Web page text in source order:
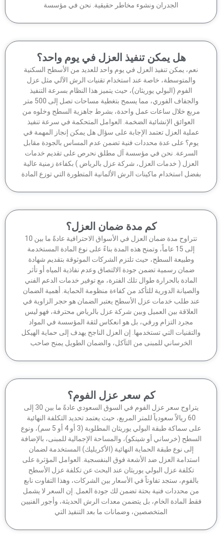
الجدران ونشوء مخاطر حقيقية. نحن في مؤسسة
هل يمكن تنفيذ العزل في يوم واحد؟
يمكن تنفيذ العزل في يوم واحد للعديد من الأسطح السكنية
والمتوسطة، خاصة عند استخدام تقنيات الرش الآلي مثل عزل
الفوم (البولي يوريثان)، حيث يتميز هذا النظام بسرعة التنفيذ
والجفاف الفوري، مما يسمح بتغطية مساحات تصل إلى 500 متر
خلال ساعات عمل واحدة، بشرط جاهزية السطح وخلوه من
العوائق الإنشائية الضخمة. العوامل المتحكمة في سرعة تنفيذ
العزل تعتمد الإجابة على سؤال هل يمكن إنجاز المهمة في
على عدة محددات فنية تضمن عدم المساس بالجودة مقابل
نحن في مؤسسة آل مطلق نحرص على تقديم خدمات
( خدمات العزل، شركة عزل بالرياض ) بكفاءة زمنية عالية
استخدام ماكينات الرش الألمانية المتطورة التي توزع المادة
كم مدة ضمان العزل؟
تتراوح مدة ضمان العزل في الأسواق الاحترافية عادةً ما بين 10
إلى 15 عاماً، وتمنح هذه المدة بناءً على نوع المادة المستخدمة
وطبيعة السطح، حيث تلتزم الشركات الموثوقة بتقديم شهادة
ضمان رسمية تضمن جودة الالتصاق وعدم نفاذية المياه أو تأثر
المادة بالحرارة طوال تلك الفترة، مع توفير خدمات الدعم الفني
الدورية للتأكد من كفاءة منظومة الحماية. أهمية الضمان
طلب خدمات عزل الأسطح يعتبر الضمان هو حجر الزاوية في
بين العميل وبين شركة عزل بالرياض محترفة، فهو ليس
مجرد التزام ورقي، بل هو انعكاس لثقة المؤسسة في المواد
التي تستخدمها. إن العزل الناجح يهدف إلى حماية الهيكل
الخرساني للمبنى من التآكل، والضمان الطويل يمنح صاحب
كم سعر عزل الفوم؟
يتراوح سعر عزل الفوم في السوق السعودي عادةً ما بين 30 إلى
60 ريالاً سعودياً للمتر المربع، حيث يعتمد تحديد التكلفة النهائية
على سماكة طبقة البولي يوريثان المطلوبة (3 أو 4 أو 5 سم)، ونوع
(خرساني أو شينكو)، والمساحة الإجمالية للمبنى، بالإضافة
إلى نوع طبقة الحماية النهائية (الأكريليك) المستخدمة لضمان
العزل ضد الأشعة فوق البنفسجية. العوامل المؤثرة على
تكلفة عزل البولي يوريثان عند البحث عن تكلفة عزل الأسطح
ستجد تفاوتاً في الأسعار بين الشركات، وهذا التفاوت نابع
محددات فنية بحتة تضمن لك جودة العمل. إن السعر لا يشمل
المادة الخام، بل يتضمن معدات الرش الحديثة، وأجور الفنيين
المتخصصين، وضمانات ما بعد التنفيذ التي